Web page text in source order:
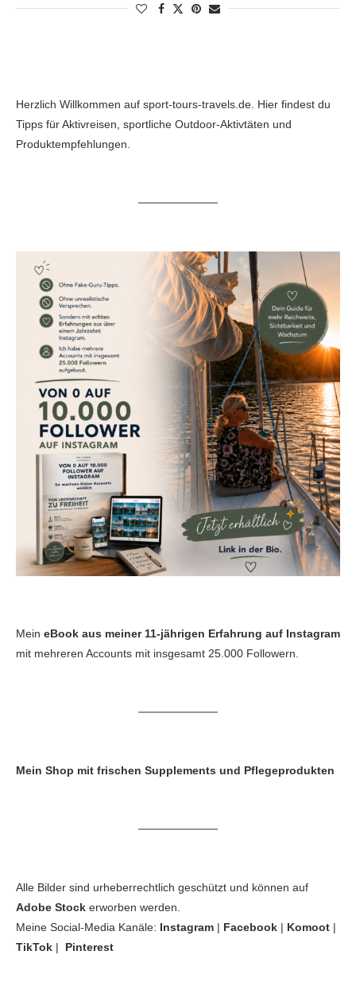
Herzlich Willkommen auf sport-tours-travels.de. Hier findest du
Tipps für Aktivreisen, sportliche Outdoor-Aktivtäten und
Produktempfehlungen.
Mein eBook aus meiner 11-jährigen Erfahrung auf Instagram
mit mehreren Accounts mit insgesamt 25.000 Followern.
Mein Shop mit frischen Supplements und Pflegeprodukten
Alle Bilder sind urheberrechtlich geschützt und können auf
Adobe Stock erworben werden.
Meine Social-Media Kanäle: Instagram | Facebook | Komoot |
TikTok | Pinterest